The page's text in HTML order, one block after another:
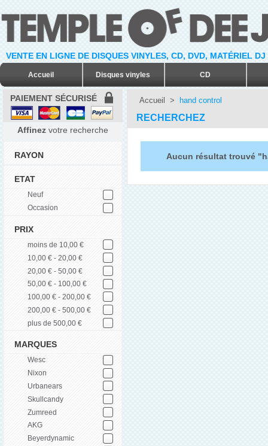
VENTE EN LIGNE DE DISQUES VINYLES, CD, DVD, MATÉRIEL
Accueil Disques vinyles CD
PAIEMENT SÉCURISÉ
Affinez votre recherche
RAYON
ETAT
Neuf
Occasion
PRIX
moins de 10,00 €
10,00 € - 20,00 €
20,00 € - 50,00 €
50,00 € - 100,00 €
100,00 € - 200,00 €
200,00 € - 500,00 €
plus de 500,00 €
MARQUES
Wesc
Nixon
Urbanears
Skullcandy
Zumreed
AKG
Beyerdynamic
Accueil > hand control
RECHERCHEZ
Aucun résultat trouvé